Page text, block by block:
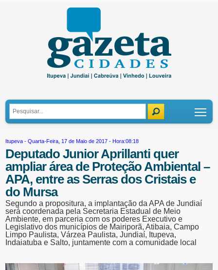
Itupeva - Quarta-Feira, 17 de Maio de 2017 - Hora:08:18
Deputado Junior Aprillanti quer
ampliar área de Proteção Ambiental –
APA, entre as Serras dos Cristais e
do Mursa
Segundo a propositura, a implantação da APA de Jundiaí
será coordenada pela Secretaria Estadual de Meio
Ambiente, em parceria com os poderes Executivo e
Legislativo dos municípios de Mairiporã, Atibaia, Campo
Limpo Paulista, Várzea Paulista, Jundiaí, Itupeva,
Indaiatuba e Salto, juntamente com a comunidade local